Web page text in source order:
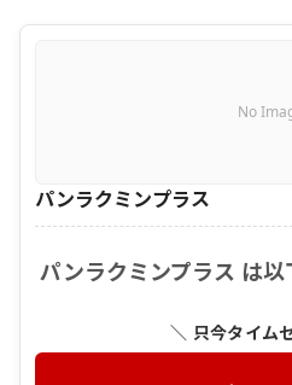
No
パンラクミンプラス
パンラクミンプラス は
＼ 只今タイム